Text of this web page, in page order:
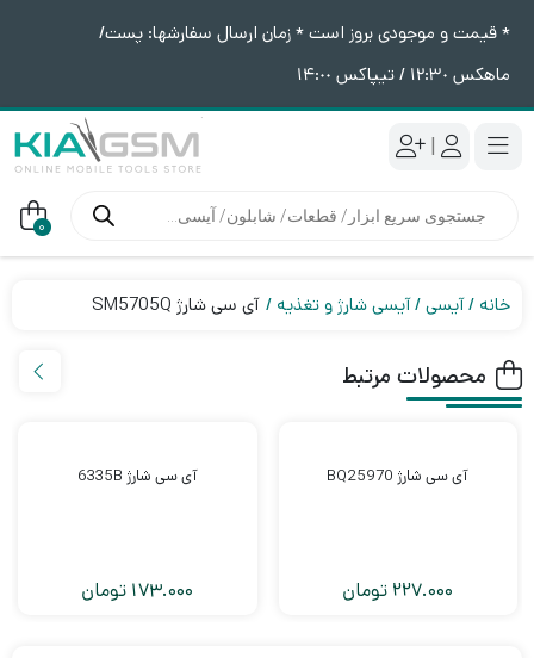
* قیمت و موجودی بروز است * زمان ارسال سفارشها: پست/
ماهکس ١٢:٣٠ / تیپاکس ١۴:٠٠
|
محصولات 0
خانه آیسی آیسی شارژ و تغذیه آی سی شارژ SM5705Q
محصولات مرتبط
آی سی شارژ BQ25970
227.000 تومان
آی سی شارژ 6335B
173.000 تومان